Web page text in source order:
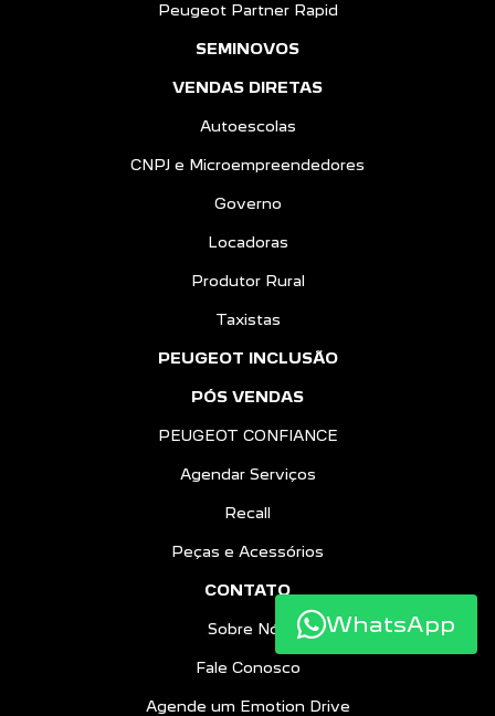
Peugeot Partner Rapid
SEMINOVOS
VENDAS DIRETAS
Autoescolas
CNPJ e Microempreendedores
Governo
Locadoras
Produtor Rural
Taxistas
PEUGEOT INCLUSÃO
PÓS VENDAS
PEUGEOT CONFIANCE
Agendar Serviços
Recall
Peças e Acessórios
CONTATO
Sobre Nós
Fale Conosco
Agende um Emotion Drive
WhatsApp